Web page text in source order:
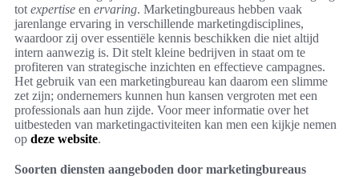
tot expertise en ervaring. Marketingbureaus hebben vaak
jarenlange ervaring in verschillende marketingdisciplines,
waardoor zij over essentiële kennis beschikken die niet altijd
intern aanwezig is. Dit stelt kleine bedrijven in staat om te
profiteren van strategische inzichten en effectieve campagnes.
Het gebruik van een marketingbureau kan daarom een slimme
zet zijn; ondernemers kunnen hun kansen vergroten met een
professionals aan hun zijde. Voor meer informatie over het
uitbesteden van marketingactiviteiten kan men een kijkje nemen
op deze website.
Soorten diensten aangeboden door marketingbureaus